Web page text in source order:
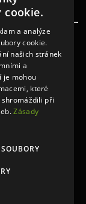
cookie.
a analýze
cookie.
našich stránek
a
je mohou
které
při
Zásady